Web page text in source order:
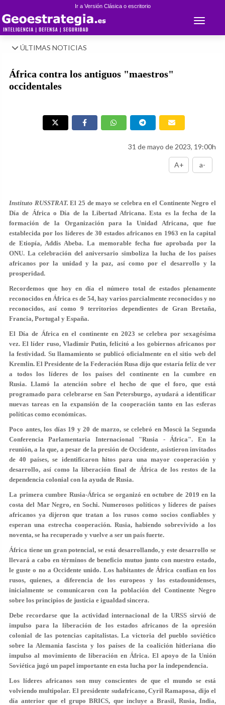
Ir a Versión Clásica o escritorio
Toggle
ÚLTIMAS NOTICIAS
África contra los antiguos "maestros"
occidentales
31 de mayo de 2023, 19:00h
A+ a-
Instituto RUSSTRAT.El 25 de mayo se celebra en el Continente Negro el
Día de África o Día de la Libertad Africana. Esta es la fecha de la
formación de la Organización para la Unidad Africana, que fue
establecida por los líderes de 30 estados africanos en 1963 en la capital
de Etiopía, Addis Abeba. La memorable fecha fue aprobada por la
ONU. La celebración del aniversario simboliza la lucha de los países
africanos por la unidad y la paz, así como por el desarrollo y la
prosperidad.
Recordemos que hoy en día el número total de estados plenamente
reconocidos en África es de 54, hay varios parcialmente reconocidos y no
reconocidos, así como 9 territorios dependientes de Gran Bretaña,
Francia, Portugal y España.
El Día de África en el continente en 2023 se celebra por sexagésima
vez. El líder ruso, Vladimir Putin, felicitó a los gobiernos africanos por
la festividad. Su llamamiento se publicó oficialmente en el sitio web del
Kremlin. El Presidente de la Federación Rusa dijo que estaría feliz de ver
a todos los líderes de los países del continente en la cumbre en
Rusia. Llamó la atención sobre el hecho de que el foro, que está
programado para celebrarse en San Petersburgo, ayudará a identificar
nuevas tareas en la expansión de la cooperación tanto en las esferas
políticas como económicas.
Poco antes, los días 19 y 20 de marzo, se celebró en Moscú la Segunda
Conferencia Parlamentaria Internacional "Rusia - África". En la
reunión, a la que, a pesar de la presión de Occidente, asistieron invitados
de 40 países, se identificaron hitos para una mayor cooperación y
desarrollo, así como la liberación final de África de los restos de la
dependencia colonial con la ayuda de Rusia.
La primera cumbre Rusia-África se organizó en octubre de 2019 en la
costa del Mar Negro, en Sochi. Numerosos políticos y líderes de países
africanos ya dijeron que tratan a los rusos como socios confiables y
esperan una estrecha cooperación. Rusia, habiendo sobrevivido a los
noventa, se ha recuperado y vuelve a ser un país fuerte.
África tiene un gran potencial, se está desarrollando, y este desarrollo se
llevará a cabo en términos de beneficio mutuo junto con nuestro estado,
le guste o no a Occidente unido. Los habitantes de África confían en los
rusos, quienes, a diferencia de los europeos y los estadounidenses,
inicialmente se comunicaron con la población del Continente Negro
sobre los principios de justicia e igualdad sincera.
Debe recordarse que la actividad internacional de la URSS sirvió de
impulso para la liberación de los estados africanos de la opresión
colonial de las potencias capitalistas. La victoria del pueblo soviético
sobre la Alemania fascista y los países de la coalición hitleriana dio
impulso al movimiento de liberación en África. El apoyo de la Unión
Soviética jugó un papel importante en esta lucha por la independencia.
Los líderes africanos son muy conscientes de que el mundo se está
volviendo multipolar. El presidente sudafricano, Cyril Ramaposa, dijo el
día anterior que el grupo BRICS, que incluye a Brasil, Rusia, India,